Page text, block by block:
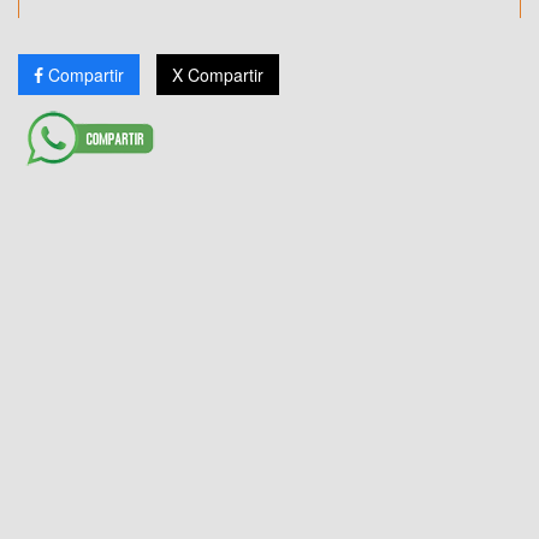
Compartir X Compartir